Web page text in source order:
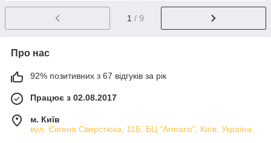
1 / 9
Про нас
92% позитивних з 67 відгуків за рік
Працює з 02.08.2017
м. Київ
вул. Євгена Сверстюка, 11Б, БЦ "Armaris", Київ, Україна